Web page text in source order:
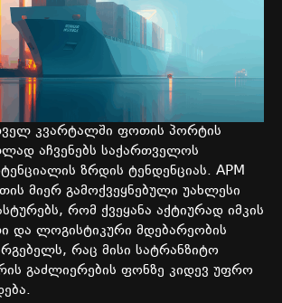
კვარტალში ფოთის პორტის
აჩვენებს საქართველოს
ზრდის ტენდენციას. APM
მიერ გამოქვეყნებული უახლესი
, რომ ქვეყანა აქტიურად იმკის
და ლოგისტიკური მდებარეობის
, რაც მისი სატრანზიტო
გაძლიერების ფონზე კიდევ უფრო
.